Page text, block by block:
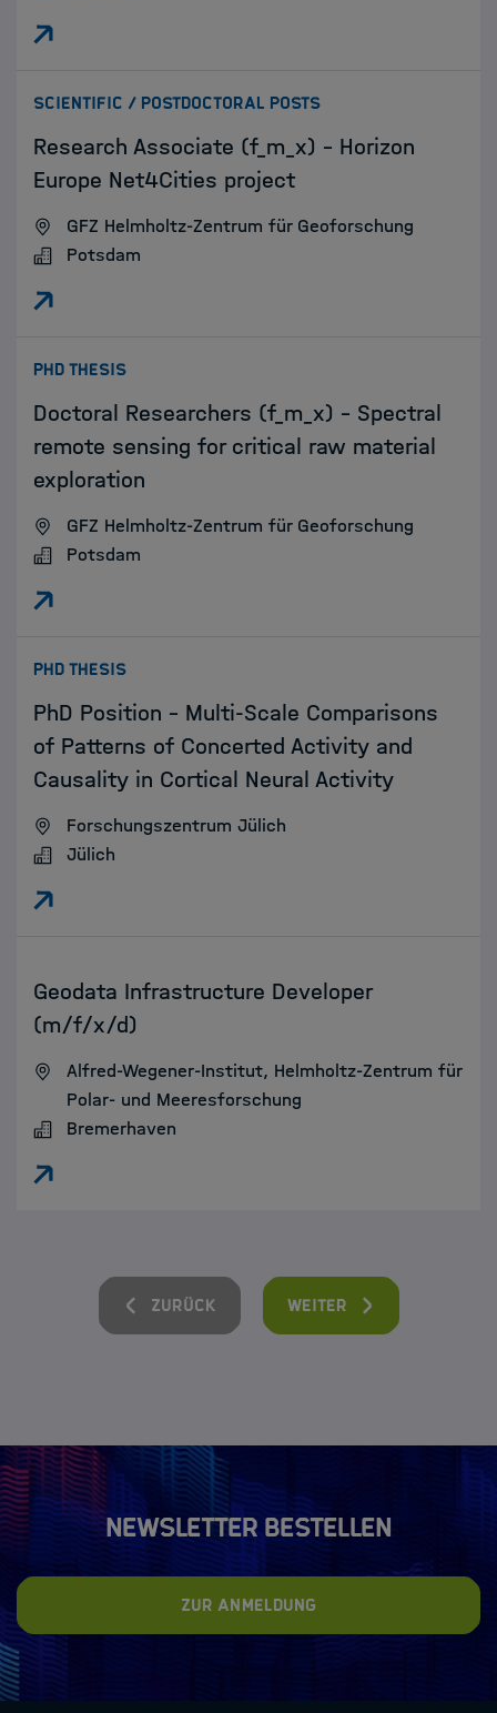
SCIENTIFIC / POSTDOCTORAL POSTS:
Research Associate (f_m_x) - Horizon
Europe Net4Cities project
GFZ Helmholtz-Zentrum für Geoforschung
Potsdam
PHD THESIS:
Doctoral Researchers (f_m_x) - Spectral
remote sensing for critical raw material
exploration
GFZ Helmholtz-Zentrum für Geoforschung
Potsdam
PHD THESIS:
PhD Position - Multi-Scale Comparisons
of Patterns of Concerted Activity and
Causality in Cortical Neural Activity
Forschungszentrum Jülich
Jülich
:Geodata Infrastructure Developer
(m/f/x/d)
Alfred-Wegener-Institut, Helmholtz-Zentrum für
Polar- und Meeresforschung
Bremerhaven
Zurück Weiter
Newsletter bestellen
Zur Anmeldung